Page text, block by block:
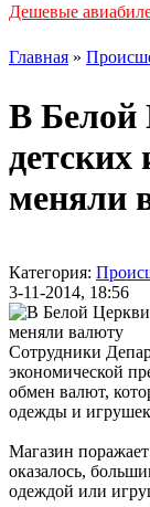
Дешевые
Главная »
В Белой
детских
меняли
Категория:
3-11-2014, 18:56
Сотрудники
экономической
обмен валют,
одежды и
Магазин
оказалось,
одеждой или